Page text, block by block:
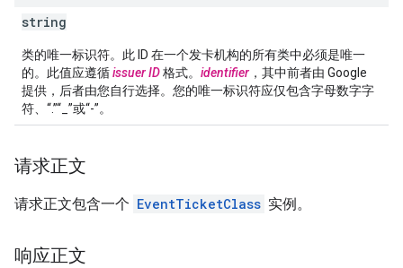
string
类的唯一标识符。此 ID 在一个发卡机构的所有类中必须是唯一
的。此值应遵循issuer ID格式。 identifier ，其中前者由 Google
提供，后者由您自行选择。您的唯一标识符应仅包含字母数字字
符、“.”“_”或“-”。
请求正文
请求正文包含一个 EventTicketClass 实例。
响应正文